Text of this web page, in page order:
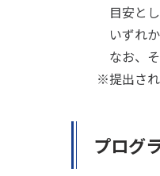
目安として
いずれか
なお、その
※提出された
プログ